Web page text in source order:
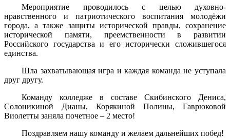
Мероприятие проводилось с целью духовно-
нравственного и патриотического воспитания молодёжи
города, а также защиты исторической правды, сохранение
исторической памяти, преемственности в развитии
Российского государства и его исторически сложившегося
единства.
Шла захватывающая игра и каждая команда не уступала
друг другу.
Команду колледже в составе Скибинского Дениса,
Солоникиной Дианы, Корякиной Полины, Гаврюковой
Виолетты заняла почетное – 2 место!
Поздравляем нашу команду и желаем дальнейших побед!